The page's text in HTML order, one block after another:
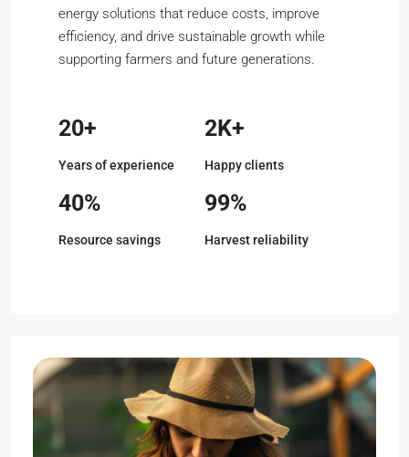
energy solutions that reduce costs, improve
efficiency, and drive sustainable growth while
supporting farmers and future generations.
20+
Years of experience
2K+
Happy clients
40%
Resource savings
99%
Harvest reliability